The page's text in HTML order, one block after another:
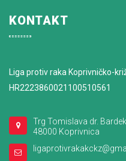
KONTAKT
Liga protiv raka Koprivničko-
HR2223860021100510561
Trg Tomislava dr.
48000 Koprivnica